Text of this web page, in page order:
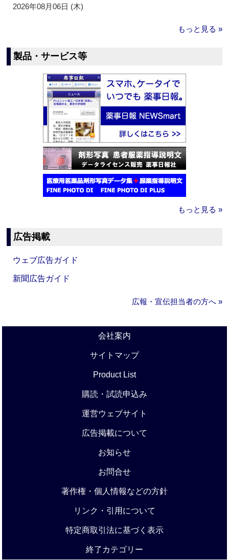
2026年08月06日 (木)
もっと見る »
製品・サービス等
もっと見る »
広告掲載
ウェブ広告ガイド
新聞広告ガイド
広報・宣伝担当者の方へ »
会社案内
サイトマップ
Product List
購読・試読申込み
運営ウェブサイト
広告掲載について
お知らせ
お問合せ
著作権・個人情報などの方針
リンク・引用について
特定商取引法に基づく表示
終了カテゴリー